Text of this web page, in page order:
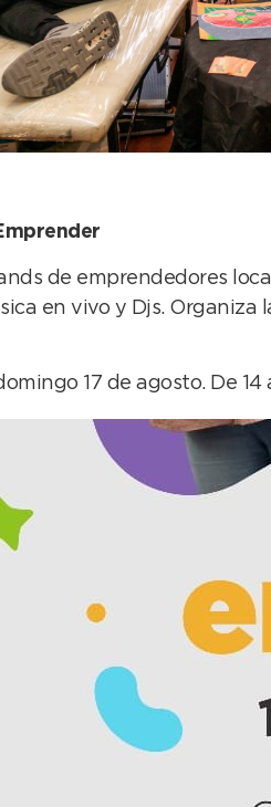
de emprendedores
en vivo y Djs.
17 de agosto. De